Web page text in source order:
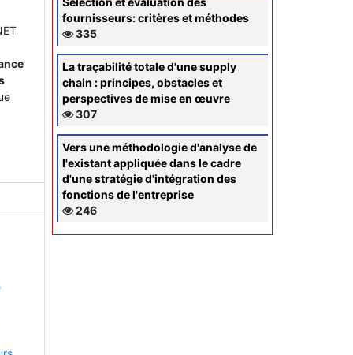
fournisseurs: critères et méthodes
335
La traçabilité totale d'une supply
chain : principes, obstacles et
perspectives de mise en œuvre
307
Vers une méthodologie d'analyse de
l'existant appliquée dans le cadre
d'une stratégie d'intégration des
fonctions de l'entreprise
246